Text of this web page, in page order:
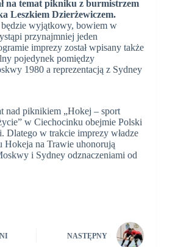
na temat pikniku z burmistrzem
Leszkiem Dzierżewiczem.
wyjątkowy, bowiem w
przynajmniej jeden
imprezy został wpisany także
pojedynek pomiędzy
1980 a reprezentacją z Sydney
nad piknikiem „Hokej – sport
w Ciechocinku obejmie Polski
Dlatego w trakcie imprezy władze
Hokeja na Trawie uhonorują
i Sydney odznaczeniami od
NASTĘPNY